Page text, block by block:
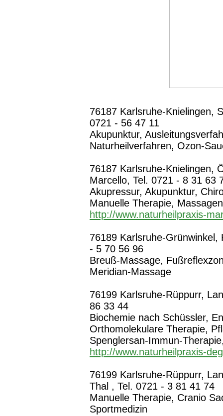
76187 Karlsruhe-Knielingen,
0721 - 56 47 11
Akupunktur,
Naturheilverfahren, Ozon-
76187 Karlsruhe-Knielingen,
Marcello, Tel. 0721 - 8 31 63
Akupressur, Akupunktur,
Manuelle Therapie,
http://www.naturheilpraxis-
76189 Karlsruhe-
- 5 70 56 96
Breuß-Massage,
Meridian-Massage
76199 Karlsruhe-Rüppurr,
86 33 44
Biochemie nach Schüssler,
Orthomolekulare Therapie,
Spenglersan-Immun-
http://www.naturheilpraxis-
76199 Karlsruhe-Rüppurr,
Thal , Tel. 0721 - 3 81 41 74
Manuelle Therapie, Cranio
Sportmedizin